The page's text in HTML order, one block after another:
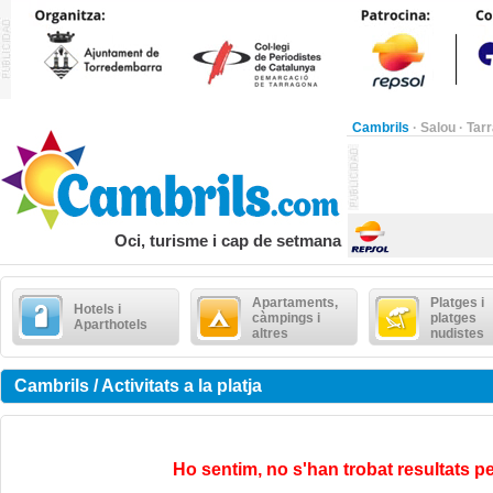
Cambrils · Salou ·
Oci, turisme i cap de setmana
Hotels i
Aparthotels
Apartaments,
càmpings i
altres
Platges i
platges
nudistes
Cambrils / Activitats a la platja
Ho sentim, no s'han trobat resultats